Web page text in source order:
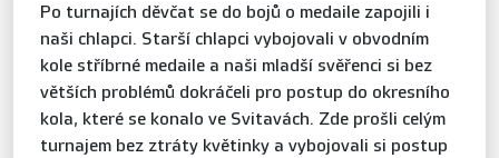
Po turnajích děvčat se do bojů o medaile zapojili i
naši chlapci. Starší chlapci vybojovali v obvodním
kole stříbrné medaile a naši mladší svěřenci si bez
větších problémů dokráčeli pro postup do okresního
kola, které se konalo ve Svitavách. Zde prošli celým
turnajem bez ztráty květinky a vybojovali si postup